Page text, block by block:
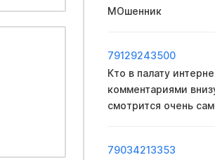
МОшенник
79129243500
Кто в палату
комментариями
смотрится очень
79034213353